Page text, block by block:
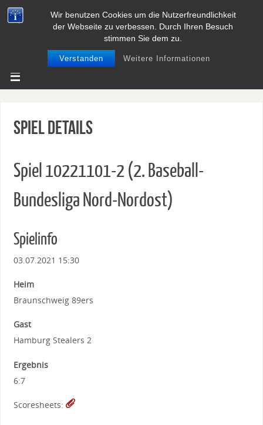
Wir benutzen Cookies um die Nutzerfreundlichkeit
der Webseite zu verbessen. Durch Ihren Besuch
stimmen Sie dem zu.
Verstanden Weitere Informationen
BASEBALL UND SOFTBALL IN
NIEDERSACHSEN
Spiel Details
Spiel 10221101-2 (2. Baseball-
Bundesliga Nord-Nordost)
Spielinfo
03.07.2021 15:30
Heim
Braunschweig 89ers
Gast
Hamburg Stealers 2
Ergebnis
6:7
Scoresheets: